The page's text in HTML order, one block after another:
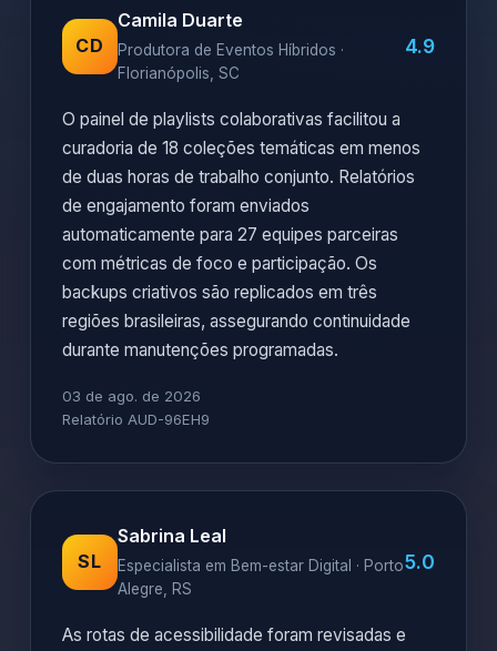
CD
Camila Duarte
Produtora de Eventos Híbridos ·
Florianópolis, SC
4.9
O painel de playlists colaborativas facilitou a
curadoria de 18 coleções temáticas em menos
de duas horas de trabalho conjunto. Relatórios
de engajamento foram enviados
automaticamente para 27 equipes parceiras
com métricas de foco e participação. Os
backups criativos são replicados em três
regiões brasileiras, assegurando continuidade
durante manutenções programadas.
03 de ago. de 2026
Relatório AUD-96EH9
SL
Sabrina Leal
Especialista em Bem-estar Digital · Porto
Alegre, RS
5.0
As rotas de acessibilidade foram revisadas e